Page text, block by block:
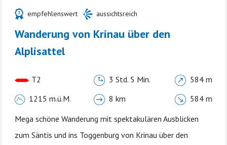
empfehlenswert aussichtsreich
Wanderung von Krinau über den
Alplisattel
T2 3 Std. 5 Min.
584 m
1215 m.ü.M.
8 km
584 m
Mega schöne Wanderung mit spektakulären Ausblicken
zum Säntis und ins Toggenburg von Krinau über den